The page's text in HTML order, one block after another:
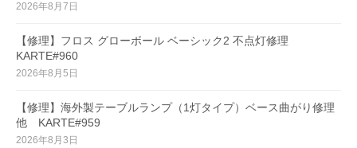
2026年8月7日
【修理】フロス グローボール ベーシック2 不点灯修理
KARTE#960
2026年8月5日
【修理】海外製テーブルランプ（1灯タイプ）ベース曲がり修理
他 KARTE#959
2026年8月3日